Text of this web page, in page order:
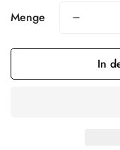
Menge
In
Are
No,